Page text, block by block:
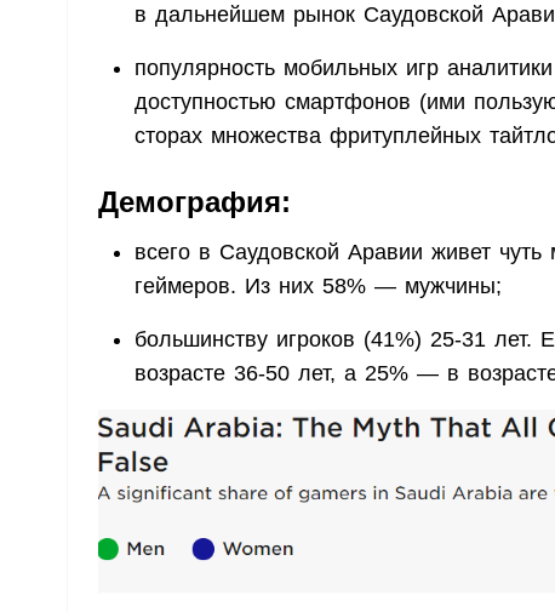
в дальнейшем рынок Саудовской
популярность мобильных игр
доступностью смартфонов (ими
сторах множества фритуплейных
Демография:
всего в Саудовской Аравии живет
геймеров. Из них 58% — мужчины;
большинству игроков (41%) 25-31 лет.
возрасте 36-50 лет, а 25% — в